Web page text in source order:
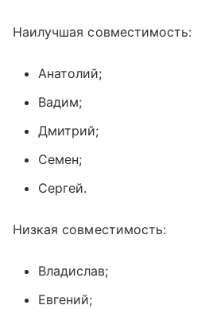
Наилучшая совместимость:
Анатолий;
Вадим;
Дмитрий;
Семен;
Сергей.
Низкая совместимость:
Владислав;
Евгений;